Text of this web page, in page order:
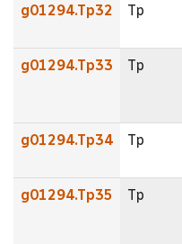
g01294.Tp32 Tp
g01294.Tp33 Tp
g01294.Tp34 Tp
g01294.Tp35 Tp